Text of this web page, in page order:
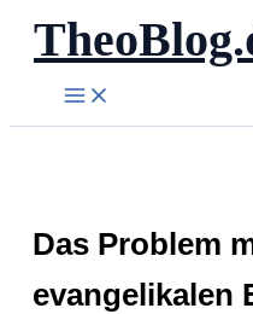
Zum
Inhalt
springen
Das Problem
evangelikalen